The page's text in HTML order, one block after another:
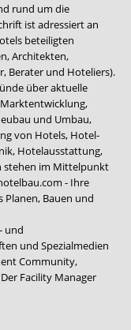
rund um die
ist adressiert an
beteiligten
Architekten,
Berater und Hoteliers).
über aktuelle
und Umbau,
von Hotels, Hotel-
Hotelausstattung,
stehen im Mittelpunkt
- Ihre
Bauen und
und
und Spezialmedien
Community,
Der Facility Manager